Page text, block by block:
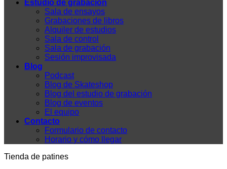
Estudio de grabación
Sala de ensayos
Grabaciones de libros
Alquiler de estudios
Sala de control
Sala de grabación
Sesión improvisada
Blog
Podcast
Blog de Skateshop
Blog del estudio de grabación
Blog de eventos
El equipo
Contacto
Formulario de contacto
Horario y cómo llegar
Tienda de patines